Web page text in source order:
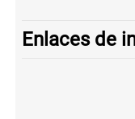
Enlaces de